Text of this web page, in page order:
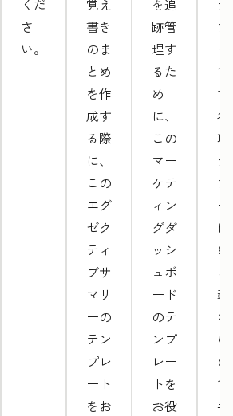
さ
い。
書き
のま
とめ
を作
成す
る際
に、
この
エグ
ゼク
ティ
ブサ
マリ
ーの
テン
プレ
ート
をお
跡管
理す
るた
め
に、
この
マー
ケテ
ィン
グダ
ッシ
ュボ
ード
のテ
ンプ
レー
トを
お役
で
各
項
載
の
手